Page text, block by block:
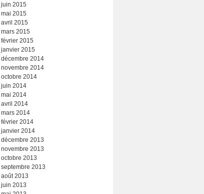
juin 2015
mai 2015
avril 2015
mars 2015
février 2015
janvier 2015
décembre 2014
novembre 2014
octobre 2014
juin 2014
mai 2014
avril 2014
mars 2014
février 2014
janvier 2014
décembre 2013
novembre 2013
octobre 2013
septembre 2013
août 2013
juin 2013